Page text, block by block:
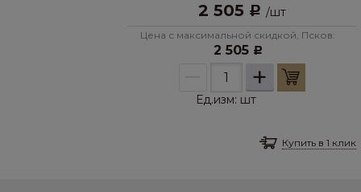
2 505 Р /шт
Цена с максимальной скидкой, Псков:
2 505 Р
+
Ед.изм: шт
Купить в 1 клик